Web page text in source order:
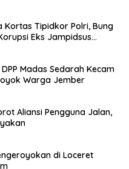
Kortas Tipidkor Polri, Bung
Eks Jampidsus
Keras Oknum Ormas Sakera Keroyok Warga Jember
Aliansi Pengguna Jalan,
di Loceret